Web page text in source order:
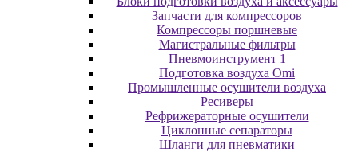
Запчасти для компрессоров
Компрессоры поршневые
Магистральные фильтры
Пневмоинструмент 1
Подготовка воздуха Omi
Промышленные осушители воздуха
Ресиверы
Рефрижераторные осушители
Циклонные сепараторы
Шланги для пневматики